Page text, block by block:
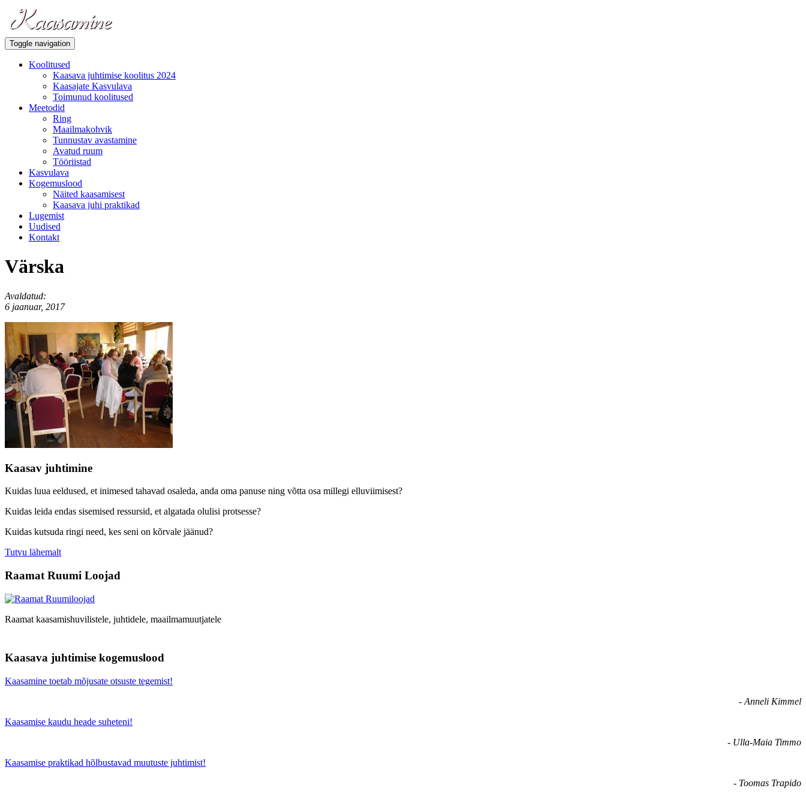
Toggle navigation
Koolitused
Kaasava juhtimise koolitus 2024
Kaasajate Kasvulava
Toimunud koolitused
Meetodid
Ring
Maailmakohvik
Tunnustav avastamine
Avatud ruum
Tööriistad
Kasvulava
Kogemuslood
Näited kaasamisest
Kaasava juhi praktikad
Lugemist
Uudised
Kontakt
Värska
Avaldatud:
6 jaanuar, 2017
Kaasav juhtimine
Kuidas luua eeldused, et inimesed tahavad osaleda, anda oma panuse ning võtta osa millegi elluviimisest?
Kuidas leida endas sisemised ressursid, et algatada olulisi protsesse?
Kuidas kutsuda ringi need, kes seni on kõrvale jäänud?
Tutvu lähemalt
Raamat Ruumi Loojad
Raamat kaasamishuvilistele, juhtidele, maailmamuutjatele
Kaasava juhtimise kogemuslood
Kaasamine toetab mõjusate otsuste tegemist!
- Anneli Kimmel
Kaasamise kaudu heade suheteni!
- Ulla-Maia Timmo
Kaasamise praktikad hõlbustavad muutuste juhtimist!
- Toomas Trapido